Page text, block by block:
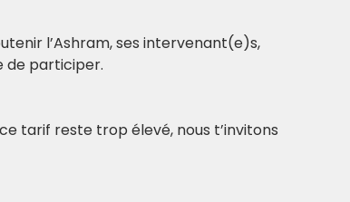
l’Ashram, ses intervenant(e)s,
de participer.​
tarif reste trop élevé, nous t’invitons